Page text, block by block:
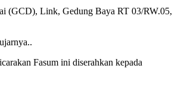
(GCD), Link, Gedung Baya RT 03/RW.05,
Fasum ini diserahkan kepada